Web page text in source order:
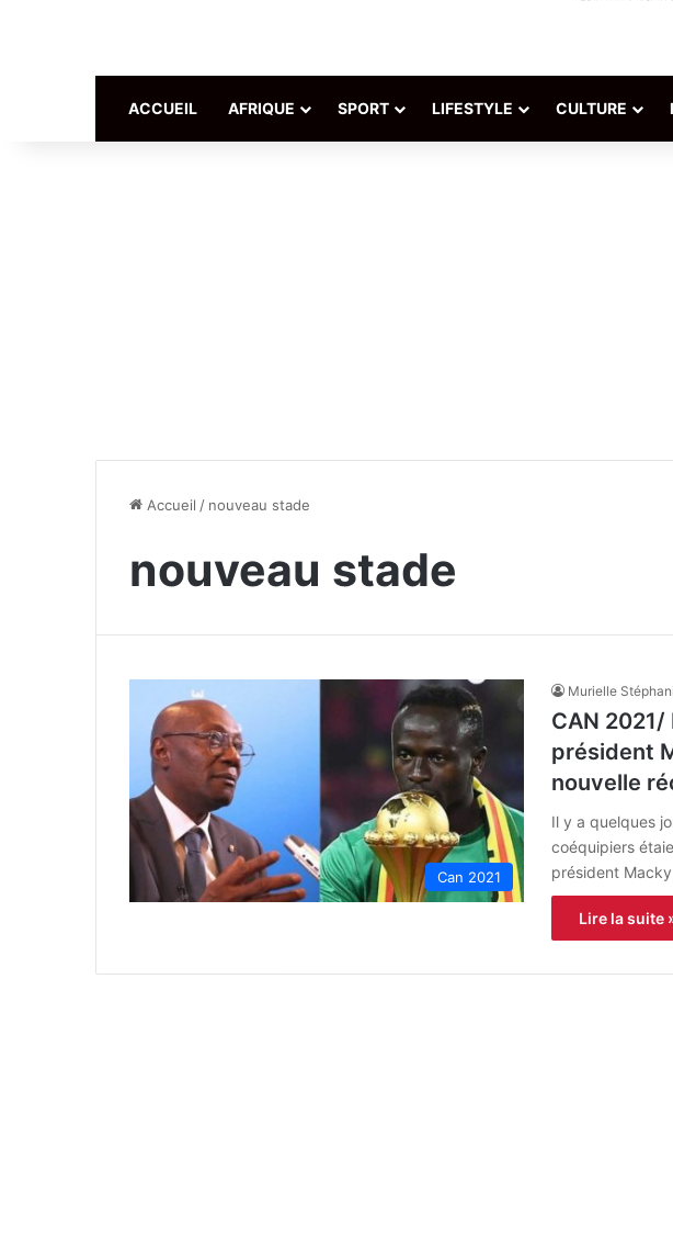
ACCUEIL AFRIQUE SPORT LIFESTYLE CULTURE
Accueil / nouveau stade
nouveau stade
Can 2021
Murielle
CAN 2021/
président
nouvelle
Il y a quelques
coéquipiers
président
Lire la suite